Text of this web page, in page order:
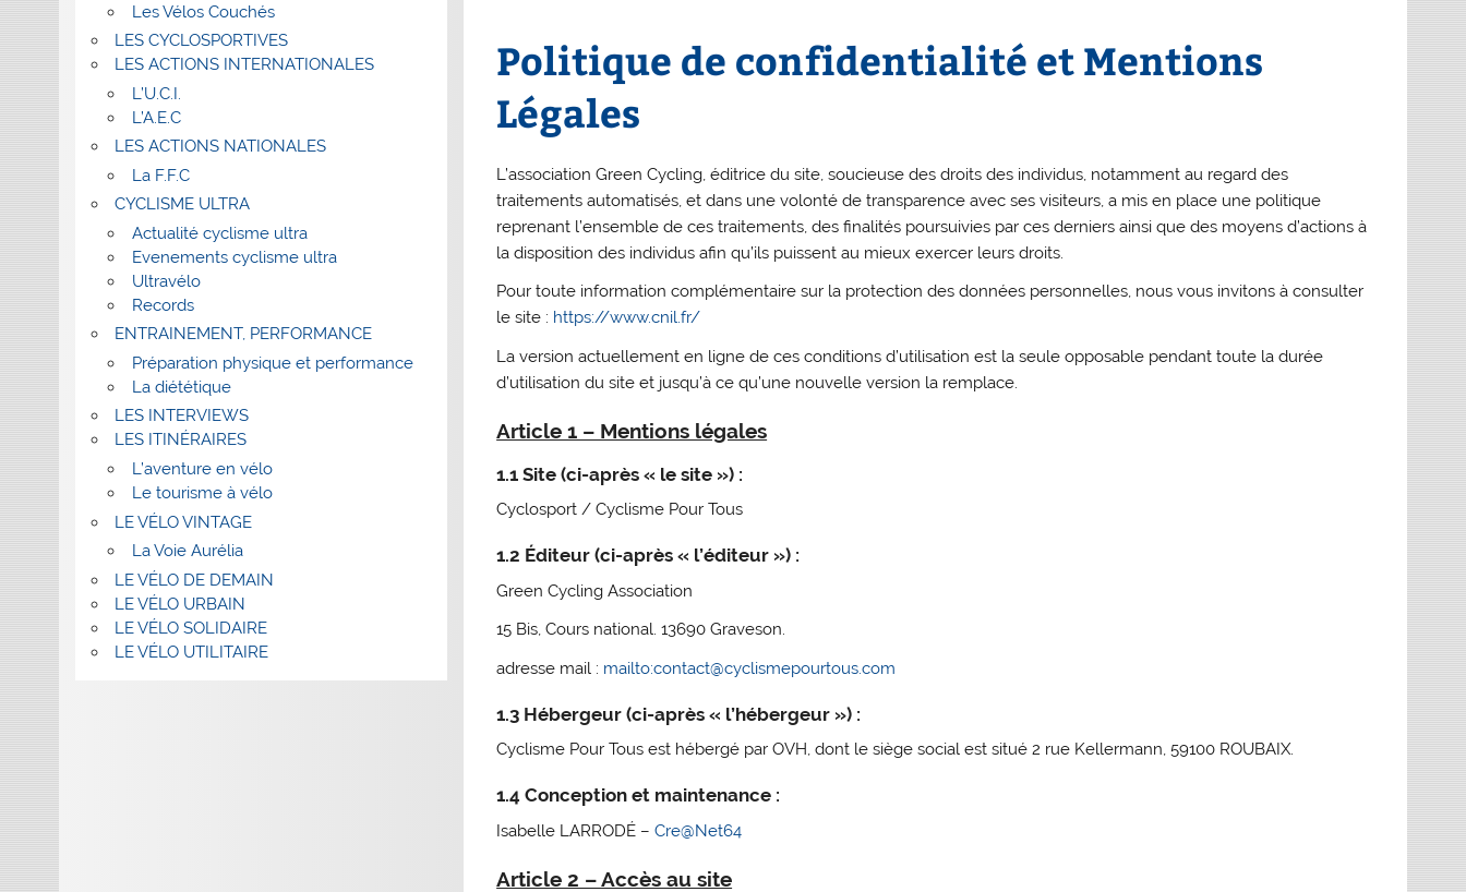
Politique de confidentialité et Mentions
Légales
L’association Green Cycling, éditrice du site, soucieuse des droits des individus, notamment au regard des
traitements automatisés, et dans une volonté de transparence avec ses visiteurs, a mis en place une politique
reprenant l’ensemble de ces traitements, des finalités poursuivies par ces derniers ainsi que des moyens d’actions à
la disposition des individus afin qu’ils puissent au mieux exercer leurs droits.
Pour toute information complémentaire sur la protection des données personnelles, nous vous invitons à consulter
le site : https://www.cnil.fr/
La version actuellement en ligne de ces conditions d’utilisation est la seule opposable pendant toute la durée
d’utilisation du site et jusqu’à ce qu’une nouvelle version la remplace.
Article 1 – Mentions légales
1.1 Site (ci-après « le site ») :
Cyclosport / Cyclisme Pour Tous
1.2 Éditeur (ci-après « l’éditeur ») :
Green Cycling Association
15 Bis, Cours national. 13690 Graveson.
adresse mail : mailto:contact@cyclismepourtous.com
1.3 Hébergeur (ci-après « l’hébergeur ») :
Cyclisme Pour Tous est hébergé par OVH, dont le siège social est situé 2 rue Kellermann, 59100 ROUBAIX.
1.4 Conception et maintenance :
Isabelle LARRODÉ –Cre@Net64
Article 2 – Accès au site
Les Vélos Couchés
LES CYCLOSPORTIVES
LES ACTIONS INTERNATIONALES
L’U.C.I.
L’A.E.C
LES ACTIONS NATIONALES
La F.F.C
CYCLISME ULTRA
Actualité cyclisme ultra
Evenements cyclisme ultra
Ultravélo
Records
ENTRAINEMENT, PERFORMANCE
Préparation physique et performance
La diététique
LES INTERVIEWS
LES ITINÉRAIRES
L’aventure en vélo
Le tourisme à vélo
LE VÉLO VINTAGE
La Voie Aurélia
LE VÉLO DE DEMAIN
LE VÉLO URBAIN
LE VÉLO SOLIDAIRE
LE VÉLO UTILITAIRE